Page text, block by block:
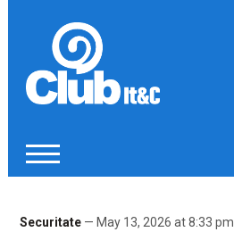
Securitate— May 13, 2026 at 8:33 pm